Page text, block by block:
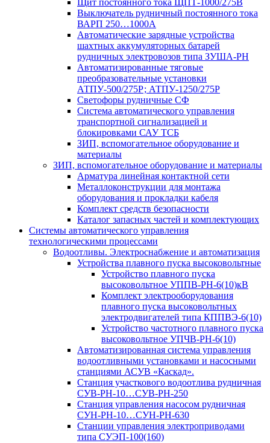
Щит постоянного тока ЩПТ-1000/275В
Выключатель рудничный постоянного тока
ВАРП 250…1000А
Автоматические зарядные устройства
шахтных аккумуляторных батарей
рудничных электровозов типа ЗУША-РН
Автоматизированные тяговые
преобразовательные установки
АТПУ-500/275Р; АТПУ-1250/275Р
Светофоры рудничные СФ
Система автоматического управления
транспортной сигнализацией и
блокировками САУ ТСБ
ЗИП, вспомогательное оборудование и
материалы
ЗИП, вспомогательное оборудование и материалы
Арматура линейная контактной сети
Металлоконструкции для монтажа
оборудования и прокладки кабеля
Комплект средств безопасности
Каталог запасных частей и комплектующих
Системы автоматического управления
технологическими процессами
Водоотливы. Электроснабжение и автоматизация
Устройства плавного пуска высоковольтные
Устройство плавного пуска
высоковольтное УППВ-РН-6(10)кВ
Комплект электрооборудования
плавного пуска высоковольтных
электродвигателей типа КППВЭ-6(10)
Устройство частотного плавного пуска
высоковольтное УПЧВ-РН-6(10)
Автоматизированная система управления
водоотливными установками и насосными
станциями АСУВ «Каскад».
Станция участкового водоотлива рудничная
СУВ-РН-10…СУВ-РН-250
Станция управления насосом рудничная
СУН-РН-10…СУН-РН-630
Станции управления электроприводами
типа СУЭП-100(160)